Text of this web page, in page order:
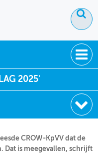
2025'
CROW-KpVV dat de
Dat is meegevallen, schrijft